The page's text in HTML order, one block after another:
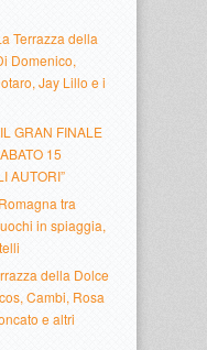
Terrazza della
Domenico,
Jay Lillo e i
GRAN FINALE
15
AUTORI”
tra
in spiaggia,
della Dolce
Cambi, Rosa
e altri